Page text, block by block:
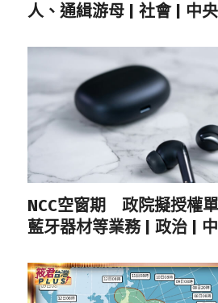
人、通緝游母 | 社會 | 中央
NCC空窗期 政院擬授權
藍牙器材等業務 | 政治 |